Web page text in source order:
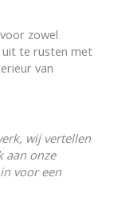
zowel
uit te rusten met
van
wij vertellen
aan onze
voor een